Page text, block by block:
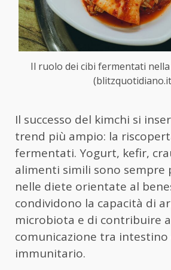
Il ruolo dei cibi fermentati
Il successo del kimchi si
trend più ampio: la
fermentati. Yogurt, kefir,
alimenti simili sono sempre
nelle diete orientate al
condividono la capacità di
microbiota e di contribuire
comunicazione tra intestino
immunitario.